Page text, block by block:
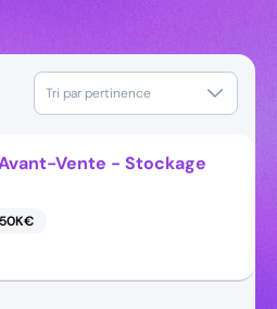
Tri par pertinence
Vente - Stockage